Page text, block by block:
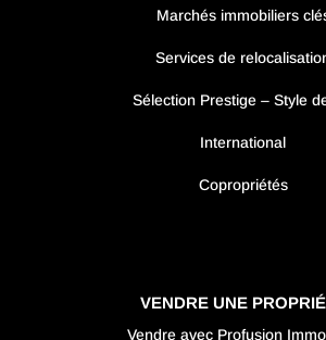
Marchés immobiliers
Services de
Sélection Prestige – Style
International
Copropriétés
VENDRE UNE
Vendre avec Profusion